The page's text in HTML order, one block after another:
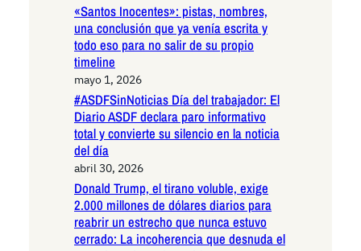
«Santos Inocentes»: pistas, nombres,
una conclusión que ya venía escrita y
todo eso para no salir de su propio
timeline
mayo 1, 2026
#ASDFSinNoticias Día del trabajador: El
Diario ASDF declara paro informativo
total y convierte su silencio en la noticia
del día
abril 30, 2026
Donald Trump, el tirano voluble, exige
2.000 millones de dólares diarios para
reabrir un estrecho que nunca estuvo
cerrado: La incoherencia que desnuda el